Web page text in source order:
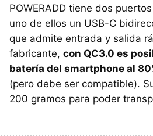
POWERADD tiene dos
uno de ellos un USB-C
que admite entrada y salida
fabricante, con QC3.0 es
batería del smartphone al
(pero debe ser compatible).
200 gramos para poder